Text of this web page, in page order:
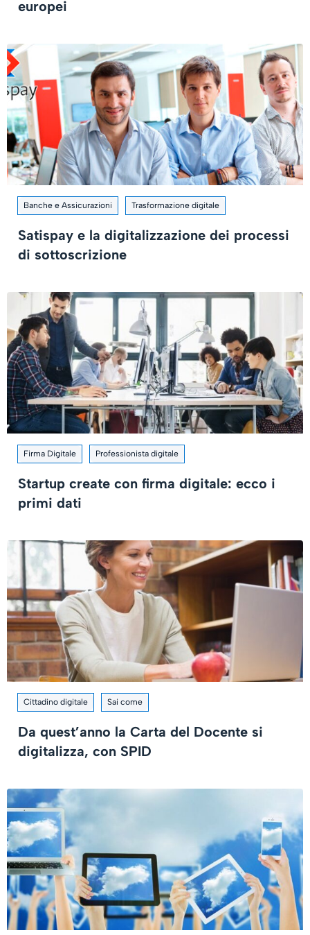
europei
Banche e Assicurazioni Trasformazione digitale
Satispay e la digitalizzazione dei processi
di sottoscrizione
Firma Digitale Professionista digitale
Startup create con firma digitale: ecco i
primi dati
Cittadino digitale Sai come
Da quest’anno la Carta del Docente si
digitalizza, con SPID